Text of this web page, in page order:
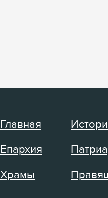
Главная
Епархия
Храмы